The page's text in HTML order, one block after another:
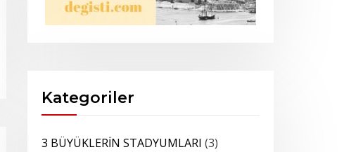
Kategoriler
3 BÜYÜKLERİN STADYUMLARI (3)